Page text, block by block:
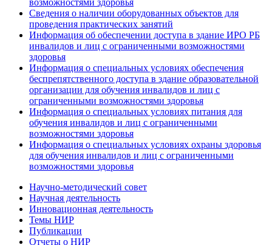
возможностями здоровья
Сведения о наличии оборудованных объектов для
проведения практических занятий
Информация об обеспечении доступа в здание ИРО РБ
инвалидов и лиц с ограниченными возможностями
здоровья
Информация о специальных условиях обеспечения
беспрепятственного доступа в здание образовательной
организации для обучения инвалидов и лиц с
ограниченными возможностями здоровья
Информация о специальных условиях питания для
обучения инвалидов и лиц с ограниченными
возможностями здоровья
Информация о специальных условиях охраны здоровья
для обучения инвалидов и лиц с ограниченными
возможностями здоровья
Научно-методический совет
Научная деятельность
Инновационная деятельность
Темы НИР
Публикации
Отчеты о НИР